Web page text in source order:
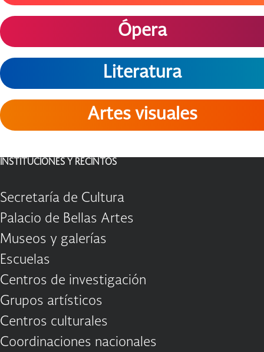
Ópera
Literatura
Artes visuales
INSTITUCIONES Y RECINTOS
Secretaría de Cultura
Palacio de Bellas Artes
Museos y galerías
Escuelas
Centros de investigación
Grupos artísticos
Centros culturales
Coordinaciones nacionales